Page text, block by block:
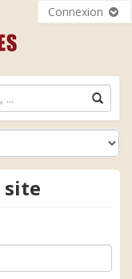
Connexion
site